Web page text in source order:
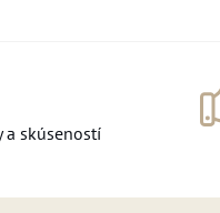
a skúseností